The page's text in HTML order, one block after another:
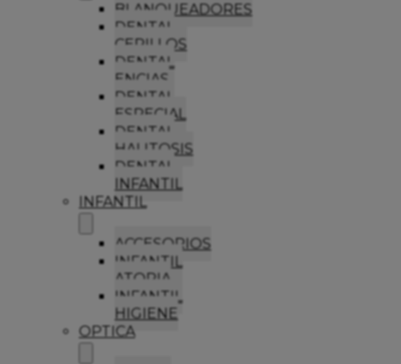
BLANQUEADORES
DENTAL
CEPILLOS
DENTAL
ENCIAS
DENTAL
ESPECIAL
DENTAL
HALITOSIS
DENTAL
INFANTIL
INFANTIL
ACCESORIOS
INFANTIL
ATOPIA
INFANTIL
HIGIENE
OPTICA